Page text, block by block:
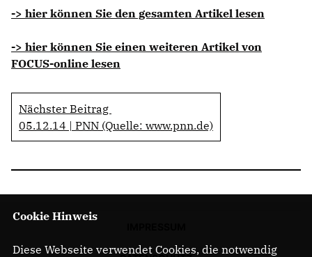
-> hier können Sie den gesamten Artikel lesen
-> hier können Sie einen weiteren Artikel von
FOCUS-online lesen
Nächster Beitrag
05.12.14 | PNN (Quelle: www.pnn.de)
Cookie Hinweis
Diese Webseite verwendet Cookies, die notwendig